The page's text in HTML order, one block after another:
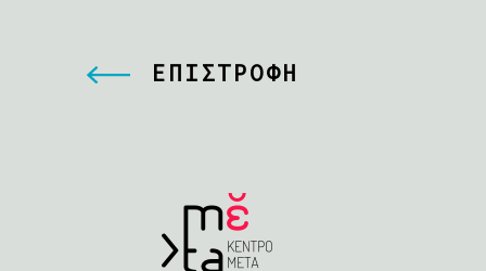
ΕΠΙΣΤΡΟΦΗ